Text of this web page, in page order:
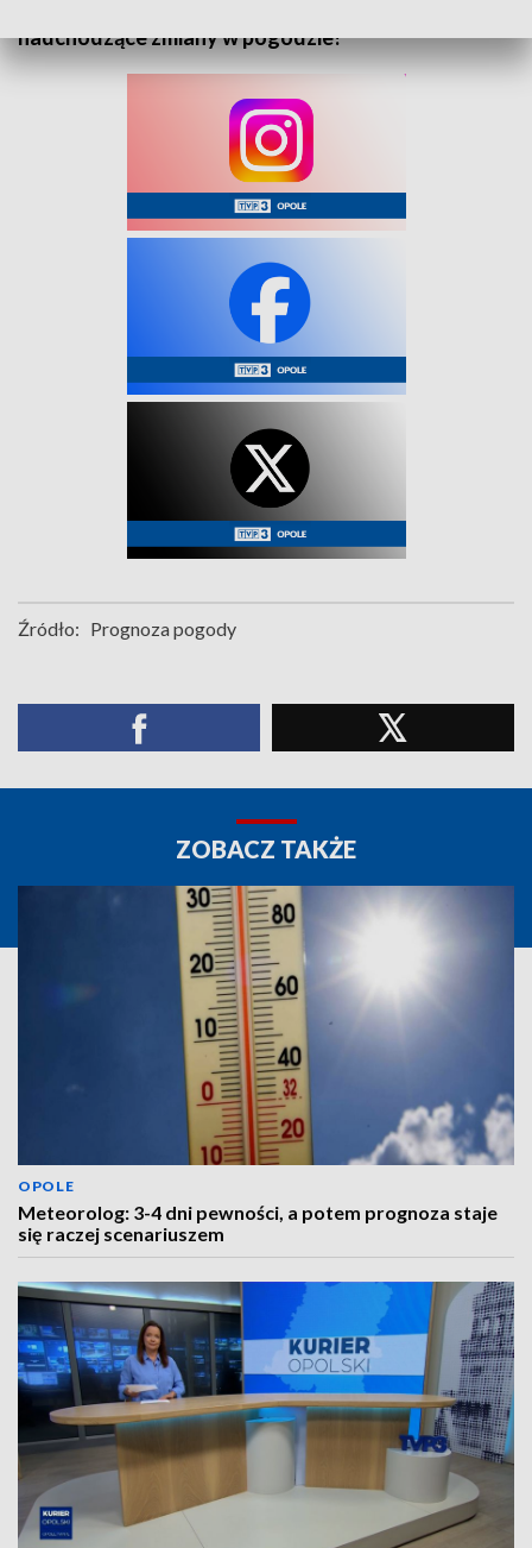
nadchodzące zmiany w pogodzie!
Źródło: Prognoza pogody
ZOBACZ TAKŻE
OPOLE
Meteorolog: 3-4 dni pewności, a potem prognoza staje
się raczej scenariuszem